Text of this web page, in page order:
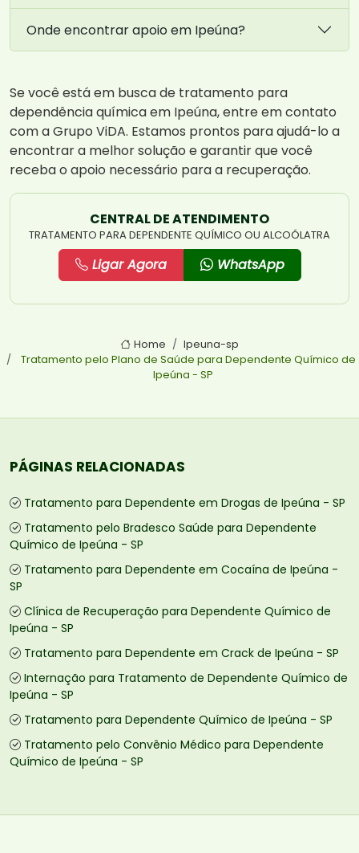
Onde encontrar apoio em Ipeúna?
Se você está em busca de tratamento para
dependência química em Ipeúna, entre em contato
com a Grupo ViDA. Estamos prontos para ajudá-lo a
encontrar a melhor solução e garantir que você
receba o apoio necessário para a recuperação.
CENTRAL DE ATENDIMENTO
TRATAMENTO PARA DEPENDENTE QUÍMICO OU ALCOÓLATRA
Ligar Agora WhatsApp
Home
Ipeuna-sp
Tratamento pelo Plano de Saúde para Dependente Químico de
Ipeúna - SP
PÁGINAS RELACIONADAS
Tratamento para Dependente em Drogas de Ipeúna - SP
Tratamento pelo Bradesco Saúde para Dependente
Químico de Ipeúna - SP
Tratamento para Dependente em Cocaína de Ipeúna -
SP
Clínica de Recuperação para Dependente Químico de
Ipeúna - SP
Tratamento para Dependente em Crack de Ipeúna - SP
Internação para Tratamento de Dependente Químico de
Ipeúna - SP
Tratamento para Dependente Químico de Ipeúna - SP
Tratamento pelo Convênio Médico para Dependente
Químico de Ipeúna - SP